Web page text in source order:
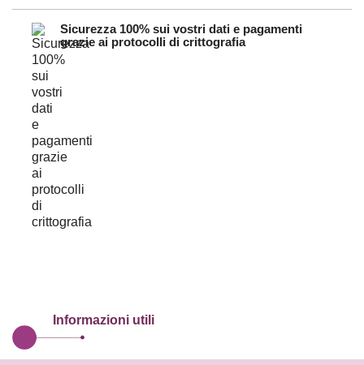
Sicurezza 100% sui vostri dati e pagamenti
grazie ai protocolli di crittografia
Informazioni utili